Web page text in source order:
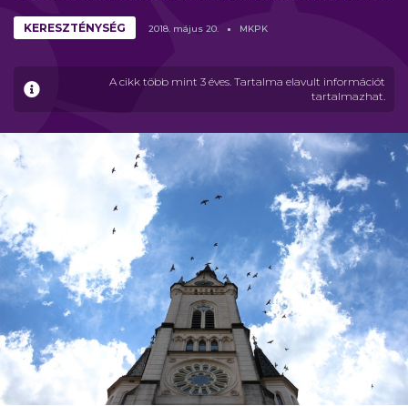
A cikk több mint 3 éves. Tartalma elavult információt
tartalmazhat.
KERESZTÉNYSÉG 2018. május 20. MKPK